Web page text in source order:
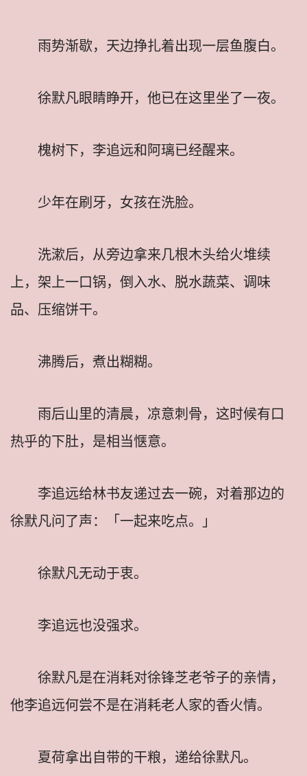
雨势渐歇，天边挣扎着出现一层鱼腹白。
徐默凡眼睛睁开，他已在这里坐了一夜。
槐树下，李追远和阿璃已经醒来。
少年在刷牙，女孩在洗脸。
洗漱后，从旁边拿来几根木头给火堆续
上，架上一口锅，倒入水、脱水蔬菜、调味
品、压缩饼干。
沸腾后，煮出糊糊。
雨后山里的清晨，凉意刺骨，这时候有口
热乎的下肚，是相当惬意。
李追远给林书友递过去一碗，对着那边的
徐默凡问了声：「一起来吃点。」
徐默凡无动于衷。
李追远也没强求。
徐默凡是在消耗对徐锋芝老爷子的亲情，
他李追远何尝不是在消耗老人家的香火情。
夏荷拿出自带的干粮，递给徐默凡。